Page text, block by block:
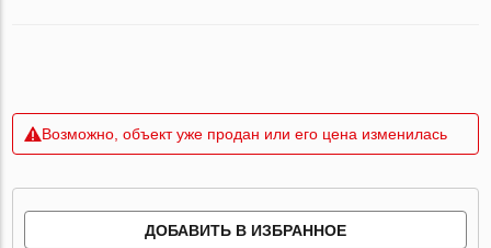
Возможно, объект уже продан или его цена изменилась
ДОБАВИТЬ В ИЗБРАННОЕ